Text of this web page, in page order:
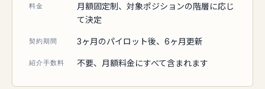
料金
月額固定制、対象ポジションの階層に応じ
て決定
契約期間 3ヶ月のパイロット後、6ヶ月更新
紹介手数料 不要、月額料金にすべて含まれます